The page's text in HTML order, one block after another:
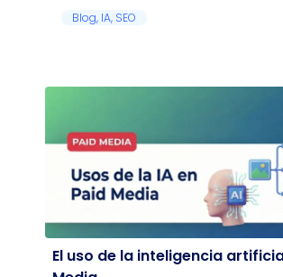
Blog, IA, SEO
El uso de la inteligencia